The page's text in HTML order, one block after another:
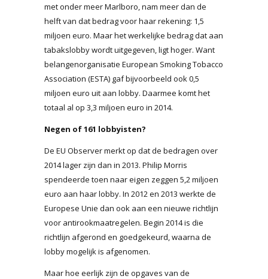
met onder meer Marlboro, nam meer dan de
helft van dat bedrag voor haar rekening: 1,5
miljoen euro. Maar het werkelijke bedrag dat aan
tabakslobby wordt uitgegeven, ligt hoger. Want
belangenorganisatie European Smoking Tobacco
Association (ESTA) gaf bijvoorbeeld ook 0,5
miljoen euro uit aan lobby. Daarmee komt het
totaal al op 3,3 miljoen euro in 2014.
Negen of 161 lobbyisten?
De EU Observer merkt op dat de bedragen over
2014 lager zijn dan in 2013. Philip Morris
spendeerde toen naar eigen zeggen 5,2 miljoen
euro aan haar lobby. In 2012 en 2013 werkte de
Europese Unie dan ook aan een nieuwe richtlijn
voor antirookmaatregelen. Begin 2014 is die
richtlijn afgerond en goedgekeurd, waarna de
lobby mogelijk is afgenomen.
Maar hoe eerlijk zijn de opgaves van de